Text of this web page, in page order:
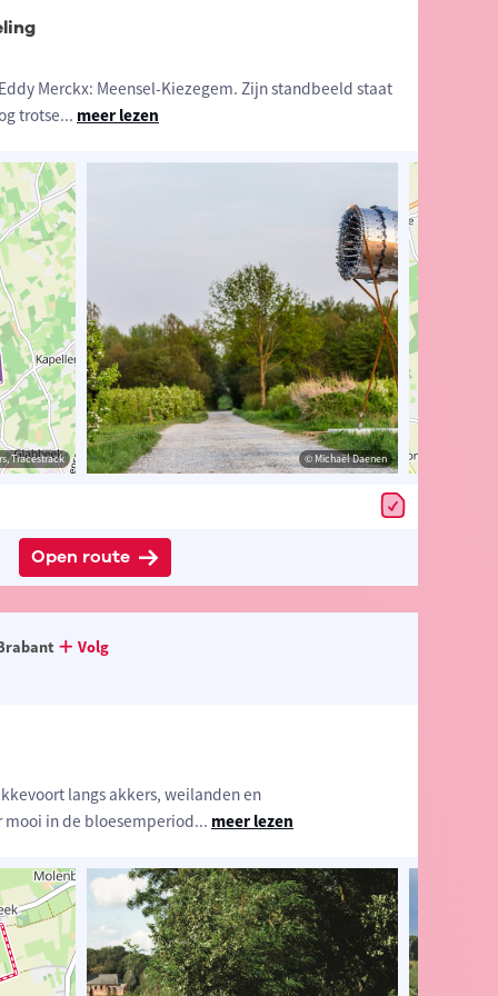
© OpenStreetMap contributors, Tracestrack
Merckx: Meensel-Kiezegem. Zijn standbeeld staat
trotse... meer lezen
Tracestrack © Michaël Daenen
Open route
Volg
langs akkers, weilanden en
in de bloesemperiod... meer lezen